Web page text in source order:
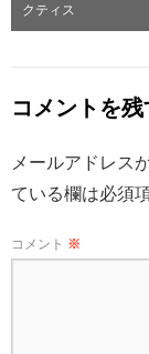
クティス
コメントを残
メールアドレス
ている欄は必須
コメント ※